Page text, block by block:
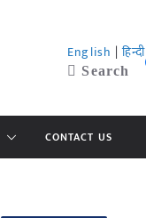
English | हिन्दी
Search
CONTACT US